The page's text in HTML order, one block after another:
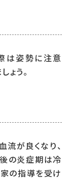
は姿勢に注意
ょう。
が良くなり、
の炎症期は冷
の指導を受け